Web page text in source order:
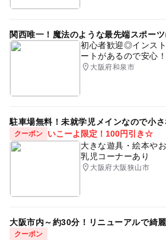
関西唯一！魔法のような最先端スポー
初心者歓迎◎インス
ートがあるので安心！
大阪府和泉市
駐車場無料！未就学児メインなので小
クーポン
いこーよ限定！100円引き☆
大きな遊具・絵本や
乳児コーナーあり
大阪府大阪狭山市
大阪市内～約30分！リニューアルで綺
クーポン